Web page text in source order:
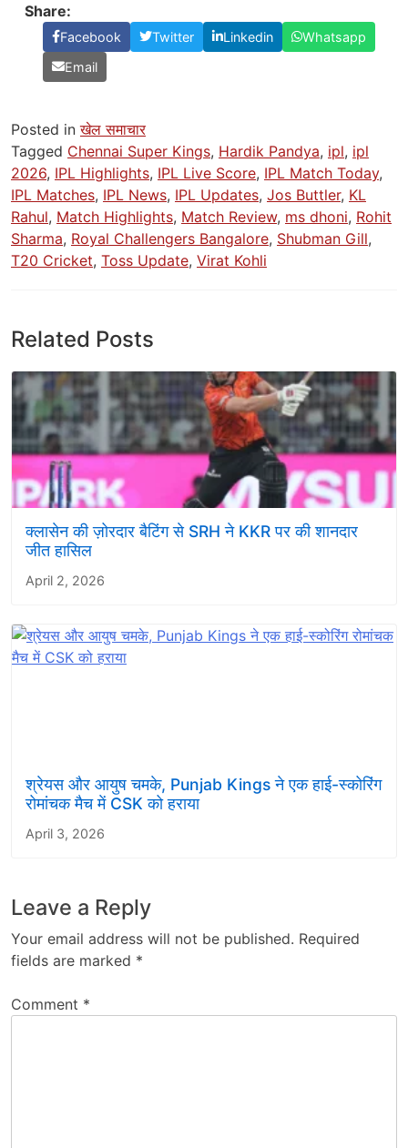
Share:
Facebook Twitter Linkedin
Whatsapp
Email
Posted inखेल समाचार
Tagged Chennai Super Kings, Hardik Pandya, ipl, ipl
2026, IPL Highlights, IPL Live Score, IPL Match Today,
IPL Matches, IPL News, IPL Updates, Jos Buttler, KL
Rahul, Match Highlights, Match Review, ms dhoni, Rohit
Sharma, Royal Challengers Bangalore, Shubman Gill,
T20 Cricket, Toss Update, Virat Kohli
Related Posts
क्लासेन की ज़ोरदार बैटिंग से SRH ने KKR पर की शानदार
जीत हासिल
April 2, 2026
श्रेयस और आयुष चमके, Punjab Kings ने एक हाई-स्कोरिंग
रोमांचक मैच में CSK को हराया
April 3, 2026
Leave a Reply
Your email address will not be published. Required
fields are marked *
Comment *